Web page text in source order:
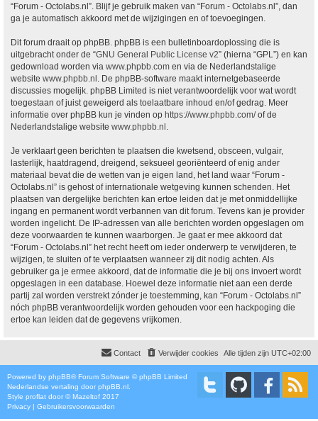
“Forum - Octolabs.nl”. Blijf je gebruik maken van “Forum - Octolabs.nl”, dan
ga je automatisch akkoord met de wijzigingen en of toevoegingen.
Dit forum draait op phpBB. phpBB is een bulletinboardoplossing die is
uitgebracht onder de “GNU General Public License v2” (hierna “GPL”) en kan
gedownload worden via www.phpbb.com en via de Nederlandstalige
website www.phpbb.nl . De phpBB-software maakt internetgebaseerde
discussies mogelijk. phpBB Limited is niet verantwoordelijk voor wat wordt
toegestaan of juist geweigerd als toelaatbare inhoud en/of gedrag. Meer
informatie over phpBB kun je vinden op https://www.phpbb.com/of de
Nederlandstalige website www.phpbb.nl .
Je verklaart geen berichten te plaatsen die kwetsend, obsceen, vulgair,
lasterlijk, haatdragend, dreigend, seksueel georiënteerd of enig ander
materiaal bevat die de wetten van je eigen land, het land waar “Forum -
Octolabs.nl” is gehost of internationale wetgeving kunnen schenden. Het
plaatsen van dergelijke berichten kan ertoe leiden dat je met onmiddellijke
ingang en permanent wordt verbannen van dit forum. Tevens kan je provider
worden ingelicht. De IP-adressen van alle berichten worden opgeslagen om
deze voorwaarden te kunnen waarborgen. Je gaat er mee akkoord dat
“Forum - Octolabs.nl” het recht heeft om ieder onderwerp te verwijderen, te
wijzigen, te sluiten of te verplaatsen wanneer zij dit nodig achten. Als
gebruiker ga je ermee akkoord, dat de informatie die je bij ons invoert wordt
opgeslagen in een database. Hoewel deze informatie niet aan een derde
partij zal worden verstrekt zónder je toestemming, kan “Forum - Octolabs.nl”
nóch phpBB verantwoordelijk worden gehouden voor een hackpoging die
ertoe kan leiden dat de gegevens vrijkomen.
Alle tijden zijn UTC+02:00
Verwijder cookies
Contact
Powered by phpBB® Forum Software © phpBB Limited
Nederlandse vertaling door phpBB.nl
Style proflat door ©Mazeltof 2017
Privacy | Gebruikersvoorwaarden